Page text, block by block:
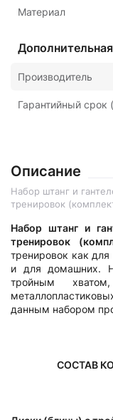
Материал
Производитель
Гарантийный срок
Описание
Набор штанг и
тренировок
Набор штанг и
тренировок
тренировок как
и для домашних.
тройным
данным набором
СОСТАВ